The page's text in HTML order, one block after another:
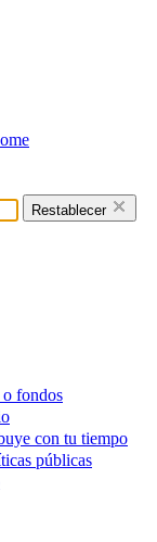
Restablecer
fondos
con tu tiempo
públicas